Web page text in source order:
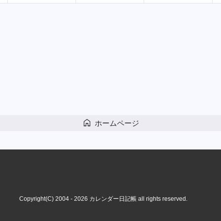
home ホームページ
Copyright(C) 2004 - 2026 カレンダー日記帳all rights reserved.